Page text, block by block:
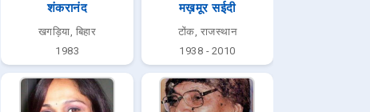
शंकरानंद
खगड़िया, बिहार
1983
मख़मूर सईदी
टोंक, राजस्थान
1938 - 2010